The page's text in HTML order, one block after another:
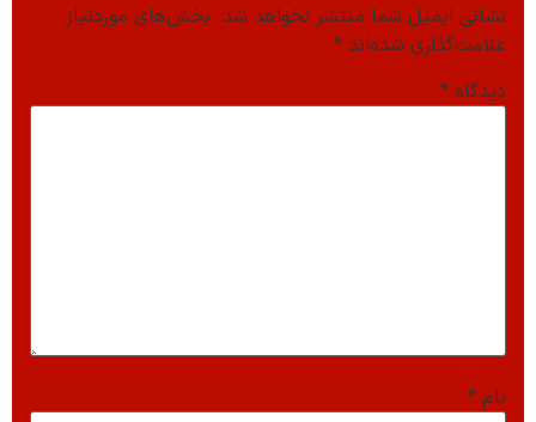
نشانی ایمیل شما منتشر نخواهد شد. بخش‌های موردنیاز
علامت‌گذاری شده‌اند *
دیدگاه *
نام *